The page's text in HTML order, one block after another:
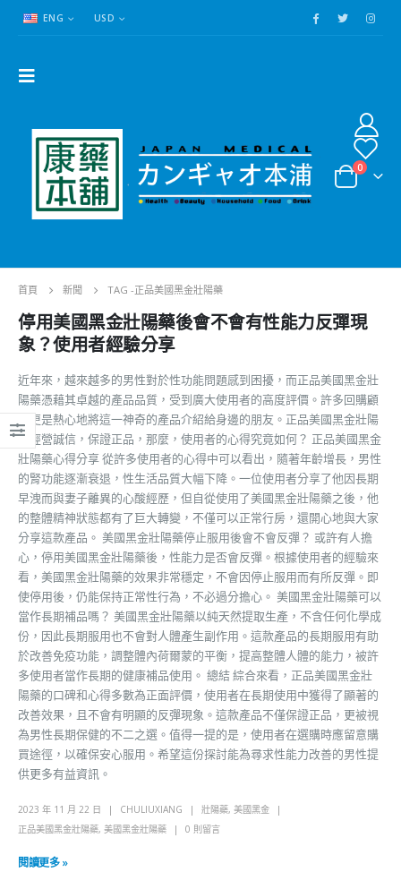
ENG USD
0
首頁 新聞 TAG -正品美國黑金壯陽藥
停用美國黑金壯陽藥後會不會有性能力反彈現
象？使用者經驗分享
近年來，越來越多的男性對於性功能問題感到困擾，而正品美國黑金壯
陽藥憑藉其卓越的產品品質，受到廣大使用者的高度評價。許多回購顧
客更是熱心地將這一神奇的產品介紹給身邊的朋友。正品美國黑金壯陽
藥經營誠信，保證正品，那麼，使用者的心得究竟如何？ 正品美國黑金
壯陽藥心得分享 從許多使用者的心得中可以看出，隨著年齡增長，男性
的腎功能逐漸衰退，性生活品質大幅下降。一位使用者分享了他因長期
早洩而與妻子離異的心酸經歷，但自從使用了美國黑金壯陽藥之後，他
的整體精神狀態都有了巨大轉變，不僅可以正常行房，還開心地與大家
分享這款產品。 美國黑金壯陽藥停止服用後會不會反彈？ 或許有人擔
心，停用美國黑金壯陽藥後，性能力是否會反彈。根據使用者的經驗來
看，美國黑金壯陽藥的效果非常穩定，不會因停止服用而有所反彈。即
使停用後，仍能保持正常性行為，不必過分擔心。 美國黑金壯陽藥可以
當作長期補品嗎？ 美國黑金壯陽藥以純天然提取生產，不含任何化學成
份，因此長期服用也不會對人體產生副作用。這款產品的長期服用有助
於改善免疫功能，調整體內荷爾蒙的平衡，提高整體人體的能力，被許
多使用者當作長期的健康補品使用。 總結 綜合來看，正品美國黑金壯
陽藥的口碑和心得多數為正面評價，使用者在長期使用中獲得了顯著的
改善效果，且不會有明顯的反彈現象。這款產品不僅保證正品，更被視
為男性長期保健的不二之選。值得一提的是，使用者在選購時應留意購
買途徑，以確保安心服用。希望這份探討能為尋求性能力改善的男性提
供更多有益資訊。
2023 年 11 月 22 日 CHULIUXIANG 壯陽藥, 美國黑金
正品美國黑金壯陽藥, 美國黑金壯陽藥 0 則留言
閱讀更多 »